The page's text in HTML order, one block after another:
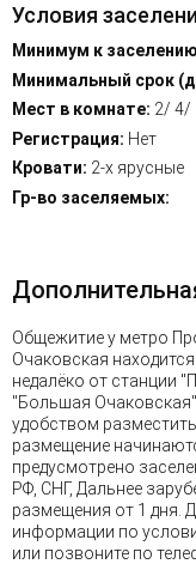
Условия
Минимум к
Минимальный срок
Мест в комнате: 2/ 4/
Регистрация: Нет
Кровати: 2-х ярусные
Гр-во заселяемых:
Общежитие у метро
Очаковская
недалёко от станции
"Большая
удобством
размещение
предусмотрено
РФ, СНГ, Дальнее
размещения от 1 дня.
информации по
или позвоните по